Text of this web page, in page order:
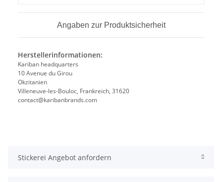
Angaben zur Produktsicherheit
Herstellerinformationen:
Kariban headquarters
10 Avenue du Girou
Okzitanien
Villeneuve-les-Bouloc, Frankreich, 31620
contact@karibanbrands.com
Stickerei Angebot anfordern